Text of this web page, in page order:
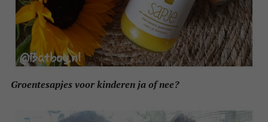
Groentesapjes voor kinderen ja of nee?